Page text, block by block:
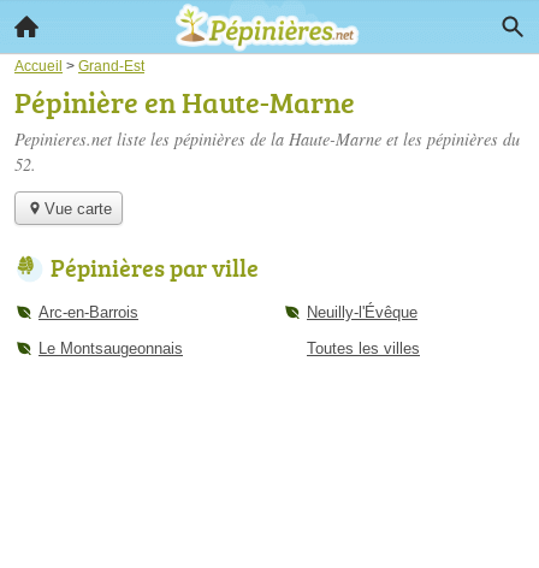
Accueil > Grand-Est
Pépinière en Haute-Marne
Pepinieres.net liste les pépinières de la Haute-Marne et les pépinières du
52.
Vue carte
Pépinières par ville
Arc-en-Barrois
Le Montsaugeonnais
Neuilly-l'Évêque
Toutes les villes